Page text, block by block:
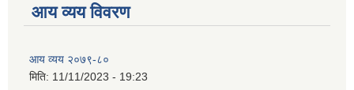
आय व्यय विवरण
आय व्यय २०७९-८०
मिति: 11/11/2023 - 19:23